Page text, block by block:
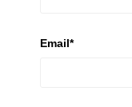
Email*